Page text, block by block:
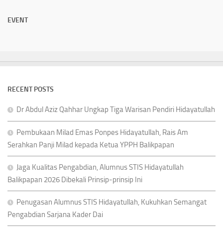
EVENT
RECENT POSTS
Dr Abdul Aziz Qahhar Ungkap Tiga Warisan Pendiri Hidayatullah
Pembukaan Milad Emas Ponpes Hidayatullah, Rais Am
Serahkan Panji Milad kepada Ketua YPPH Balikpapan
Jaga Kualitas Pengabdian, Alumnus STIS Hidayatullah
Balikpapan 2026 Dibekali Prinsip-prinsip Ini
Penugasan Alumnus STIS Hidayatullah, Kukuhkan Semangat
Pengabdian Sarjana Kader Dai